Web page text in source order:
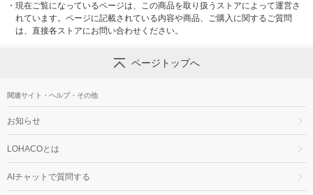
・ 現在ご覧になっているページは、この商品を取り扱うストアによって運営さ
れています。ページに記載されている内容や商品、ご購入に関するご質問
は、直接各ストアにお問い合わせください。
ページトップへ
関連サイト・ヘルプ・その他
お知らせ
LOHACOとは
AIチャットで質問する